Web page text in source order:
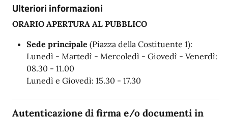
Ulteriori informazioni
ORARIO APERTURA AL PUBBLICO
Sede principale (Piazza della Costituente 1):
Lunedì - Martedì - Mercoledì - Giovedì - Venerdì:
08.30 - 11.00
Lunedì e Giovedì: 15.30 - 17.30
Autenticazione di firma e/o documenti in